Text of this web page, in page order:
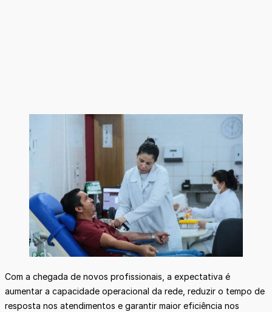
Com a chegada de novos profissionais, a expectativa é
aumentar a capacidade operacional da rede, reduzir o tempo de
resposta nos atendimentos e garantir maior eficiência nos